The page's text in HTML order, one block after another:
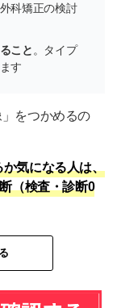
科矯正の検討
こと 。タイプ
す
をつかめるの
気になる人は、
（検査・診断0